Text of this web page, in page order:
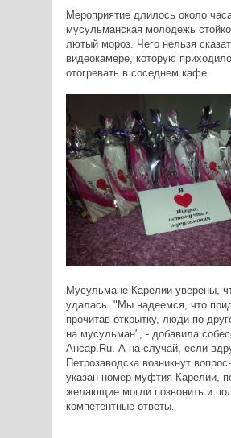
Мероприятие длилось около
мусульманская молодежь
лютый мороз. Чего нельзя
видеокамере, которую
отогревать в соседнем кафе.
Мусульмане Карелии уверены,
удалась. "Мы надеемся, что
прочитав открытку, люди по-
на мусульман", - добавила
Ансар.Ru. А на случай, если
Петрозаводска возникнут
указан номер муфтия Карелии,
желающие могли позвонить и
компетентные ответы.